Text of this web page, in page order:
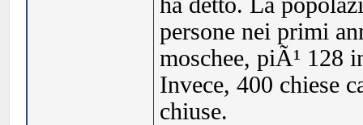
persone nei primi
moschee, piÃ¹ 128
Invece, 400 chiese
chiuse.